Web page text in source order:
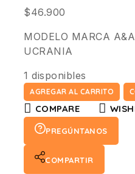
$46.900
MODELO MARCA
UCRANIA
1 disponibles
AGREGAR AL CARRITO
COMPARE
PREGÚNTANOS
COMPARTIR